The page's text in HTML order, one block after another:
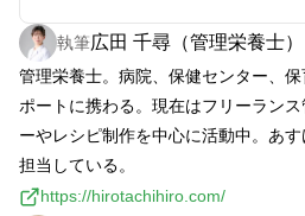
執筆広田 千尋（管理栄養士）
管理栄養士。病院、保健センター、
ポートに携わる。現在はフリーラン
ーやレシピ制作を中心に活動中。あ
担当している。
https://hirotachihiro.com/